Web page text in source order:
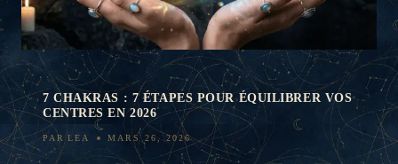
7 CHAKRAS : 7 ÉTAPES POUR ÉQUILIBRER VOS
CENTRES EN 2026
PAR LEA MARS 26, 2026